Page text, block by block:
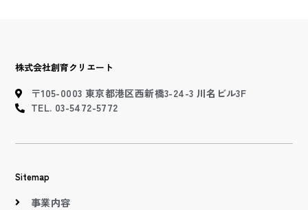
株式会社創育クリエート
〒105-0003 東京都港区西新橋3-24-3 川名ビル3F
TEL. 03-5472-5772
Sitemap
事業内容